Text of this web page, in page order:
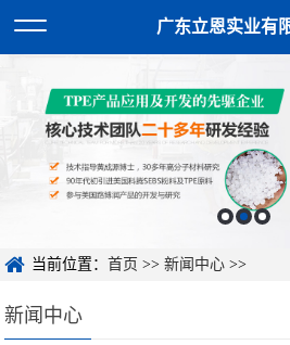
广东立恩实业有
当前位置：首页 >>新闻中心 >>
新闻中心